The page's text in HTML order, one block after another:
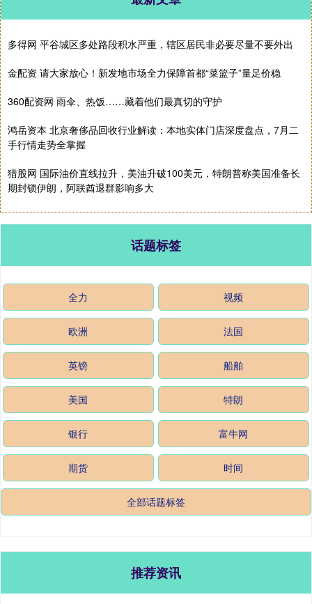
多得网 平谷城区多处路段积水严重，辖区居民非必要尽量不要外出
金配资 请大家放心！新发地市场全力保障首都“菜篮子”量足价稳
360配资网 雨伞、热饭……藏着他们最真切的守护
鸿岳资本 北京奢侈品回收行业解读：本地实体门店深度盘点，7月二
手行情走势全掌握
猎股网 国际油价直线拉升，美油升破100美元，特朗普称美国准备长
期封锁伊朗，阿联酋退群影响多大
话题标签
全力 视频
欧洲 法国
英镑 船舶
美国 特朗
银行 富牛网
期货 时间
全部话题标签
推荐资讯